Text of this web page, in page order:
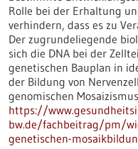
Rolle bei der Erhaltung
verhindern, dass es zu
Der zugrundeliegende
sich die DNA bei der
genetischen Bauplan in
der Bildung von
genomischen
https://
bw.de/fachbeitrag/pm/
genetischen-